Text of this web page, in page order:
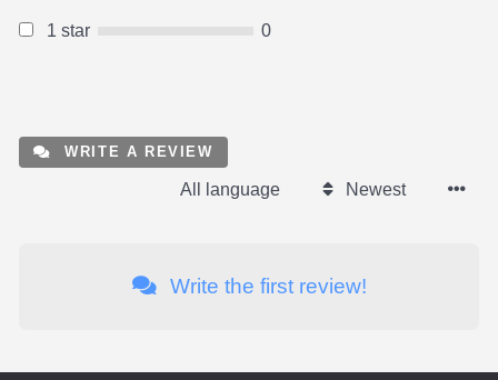
1 star 0
WRITE A REVIEW
All language Newest
Write the first review!